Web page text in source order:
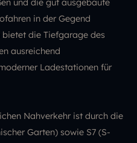
und die gut ausgebaute
in der Gegend
bietet die Tiefgarage des
ausreichend
Ladestationen für
Nahverkehr ist durch die
Garten) sowie S7 (S-